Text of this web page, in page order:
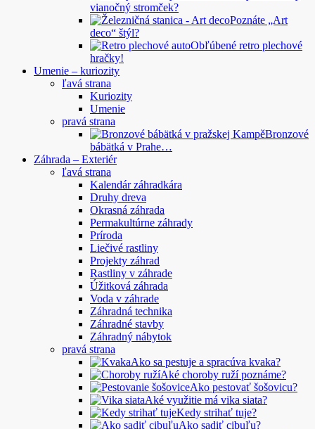
vianočný stromček?
Poznáte „Art
deco“ štýl?
Obľúbené retro plechové
hračky!
Umenie – kuriozity
ľavá strana
Kuriozity
Umenie
pravá strana
Bronzové
bábätká v Prahe…
Záhrada – Exteriér
ľavá strana
Kalendár záhradkára
Druhy dreva
Okrasná záhrada
Permakultúrne záhrady
Príroda
Liečivé rastliny
Projekty záhrad
Rastliny v záhrade
Úžitková záhrada
Voda v záhrade
Záhradná technika
Záhradné stavby
Záhradný nábytok
pravá strana
Ako sa pestuje a spracúva kvaka?
Aké choroby ruží poznáme?
Ako pestovať šošovicu?
Aké využitie má vika siata?
Kedy strihať tuje?
Ako sadiť cibuľu?